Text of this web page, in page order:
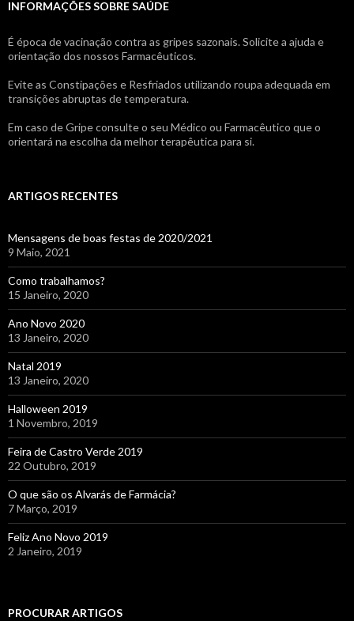
INFORMAÇÕES SOBRE SAÚDE
É época de vacinação contra as gripes sazonais. Solicite a ajuda e
orientação dos nossos Farmacêuticos.
Evite as Constipações e Resfriados utilizando roupa adequada em
transições abruptas de temperatura.
Em caso de Gripe consulte o seu Médico ou Farmacêutico que o
orientará na escolha da melhor terapêutica para si.
ARTIGOS RECENTES
Mensagens de boas festas de 2020/2021
9 Maio, 2021
Como trabalhamos?
15 Janeiro, 2020
Ano Novo 2020
13 Janeiro, 2020
Natal 2019
13 Janeiro, 2020
Halloween 2019
1 Novembro, 2019
Feira de Castro Verde 2019
22 Outubro, 2019
O que são os Alvarás de Farmácia?
7 Março, 2019
Feliz Ano Novo 2019
2 Janeiro, 2019
PROCURAR ARTIGOS